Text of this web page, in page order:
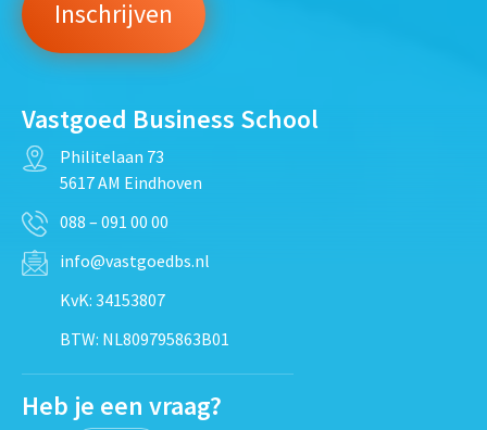
Vastgoed Business School
Philitelaan 73
5617 AM Eindhoven
088 – 091 00 00
info@vastgoedbs.nl
KvK: 34153807
BTW: NL809795863B01
Heb je een vraag?